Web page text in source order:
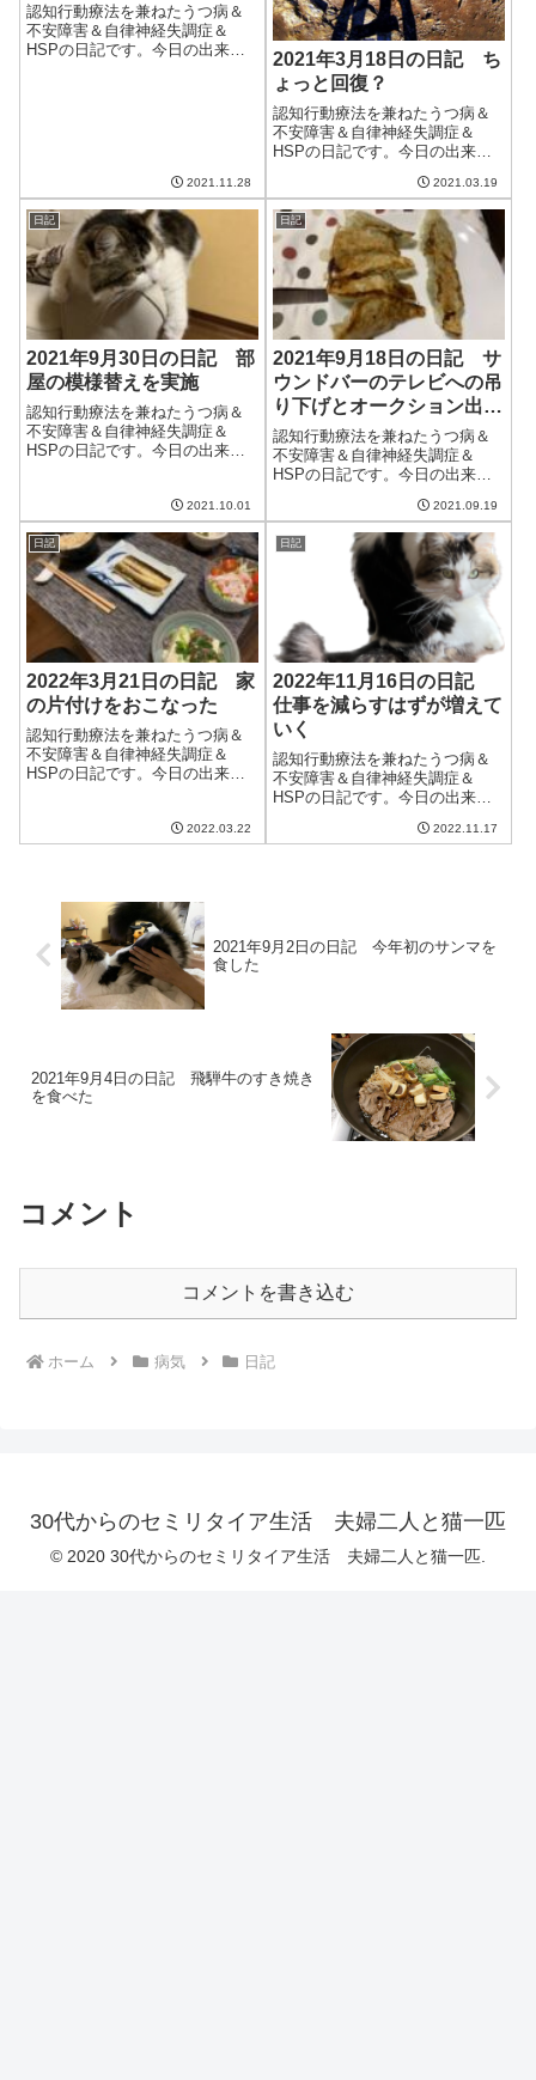
認知行動療法を兼ねたうつ病＆
不安障害＆自律神経失調症＆
HSPの日記です。今日の出来事
2021.11.28
2021年3月18日の日記 ち
ょっと回復？
認知行動療法を兼ねたうつ病＆
不安障害＆自律神経失調症＆
HSPの日記です。今日の出来事
う書いている気がするが、事実
なのでしょうがない。だんだん
と最低気温が高くなり、朝に庭
に出てもあまり寒くないのを実
感する。春が近い...
2021.03.19
日記
2021年9月30日の日記 部
屋の模様替えを実施
認知行動療法を兼ねたうつ病＆
不安障害＆自律神経失調症＆
HSPの日記です。今日の出来事
る影響か、湿度が高くて蒸し暑
い。明日は一日中雨らしい。猫
も夫も低気圧の影響があまりな
いと良いのだけど...
2021.10.01
日記
2021年9月18日の日記 サ
ウンドバーのテレビへの吊
り下げとオークション出品
をした日
認知行動療法を兼ねたうつ病＆
不安障害＆自律神経失調症＆
HSPの日記です。今日の出来事
降ったりやんだりの天気。で
も、雨風は大したことがなく、
むしろ蒸し暑さがつらかった。
明日からはまたさわやかな秋の
天気に戻ってくれる...
2021.09.19
日記
2022年3月21日の日記 家
の片付けをおこなった
認知行動療法を兼ねたうつ病＆
不安障害＆自律神経失調症＆
HSPの日記です。今日の出来事
明日は雪予報なのだけど大丈夫
だろうか？東京は3月に入ってか
2022.03.22
日記
2022年11月16日の日記
仕事を減らすはずが増えて
いく
認知行動療法を兼ねたうつ病＆
不安障害＆自律神経失調症＆
HSPの日記です。今日の出来事
晴れて洗濯物が良く乾いた。も
2022.11.17
2021年9月2日の日記 今年初のサンマを
食した
2021年9月4日の日記 飛騨牛のすき焼き
を食べた
コメント
コメントを書き込む
ホーム 病気 日記
30代からのセミリタイア生活 夫婦二人と猫一匹
© 2020 30代からのセミリタイア生活 夫婦二人と猫一匹.